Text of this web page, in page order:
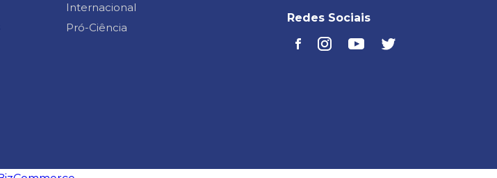
Internacional
Pró-Ciência
Redes Sociais